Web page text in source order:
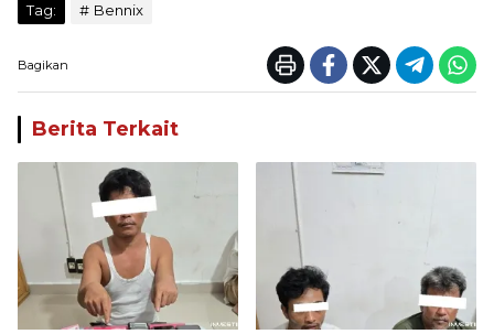
Tag: Bennix
Bagikan
Berita Terkait